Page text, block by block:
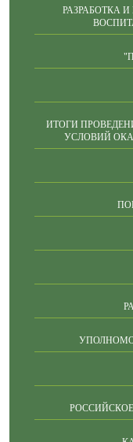
РАЗРАБОТКА
ИТОГИ
УСЛОВИЙ